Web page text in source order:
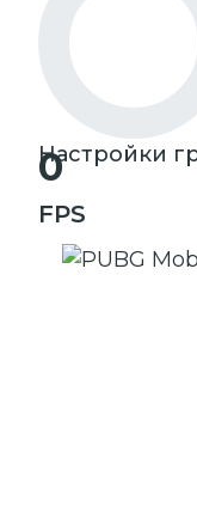
0
FPS
Настройки